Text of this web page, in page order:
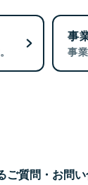
事
事
ご質問・お問